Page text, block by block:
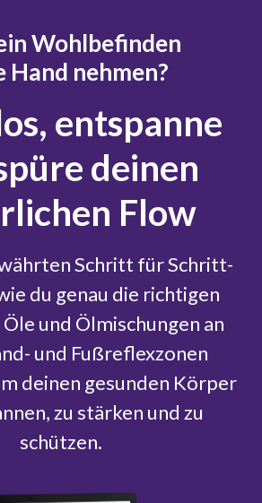
Wohlbefinden
Hand nehmen?
entspanne
deinen
Flow
Schritt für Schritt-
du genau die richtigen
und Ölmischungen an
und Fußreflexzonen
deinen gesunden Körper
zu stärken und zu
schützen.